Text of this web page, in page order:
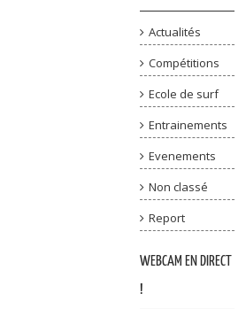
Actualités
Compétitions
Ecole de surf
Entrainements
Evenements
Non classé
Report
WEBCAM EN DIRECT
!